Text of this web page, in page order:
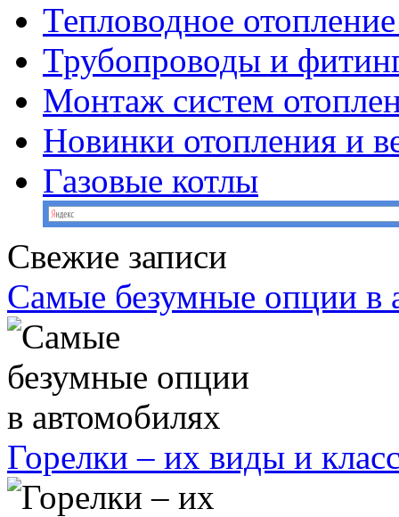
Тепловодное
Трубопроводы и
Монтаж систем
Новинки отопления и
Газовые котлы
Свежие записи
Самые безумные опции в
Горелки – их виды и